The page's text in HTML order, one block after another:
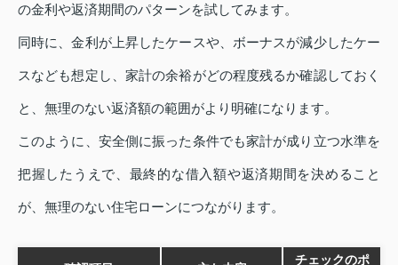
の金利や返済期間のパターンを試してみます。
同時に、金利が上昇したケースや、ボーナスが減少したケー
スなども想定し、家計の余裕がどの程度残るか確認しておく
と、無理のない返済額の範囲がより明確になります。
このように、安全側に振った条件でも家計が成り立つ水準を
把握したうえで、最終的な借入額や返済期間を決めること
が、無理のない住宅ローンにつながります。
チェックのポ